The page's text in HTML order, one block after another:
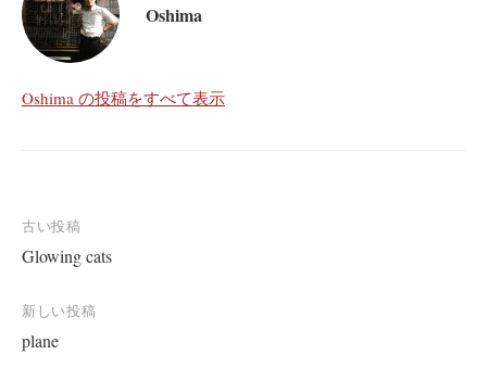
Oshima
Oshima の投稿をすべて表示
投
稿
ナ
ビ
ゲ
古い投稿
Glowing cats
新しい投稿
plane